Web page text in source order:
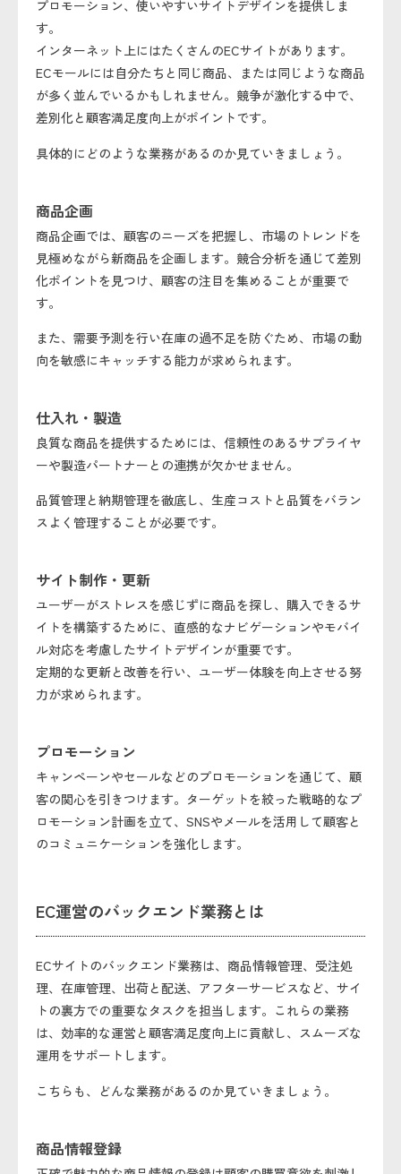
プロモーション、使いやすいサイトデザインを提供しま
す。
インターネット上にはたくさんのECサイトがあります。
ECモールには自分たちと同じ商品、または同じような商品
が多く並んでいるかもしれません。競争が激化する中で、
差別化と顧客満足度向上がポイントです。
具体的にどのような業務があるのか見ていきましょう。
商品企画
商品企画では、顧客のニーズを把握し、市場のトレンドを
見極めながら新商品を企画します。競合分析を通じて差別
化ポイントを見つけ、顧客の注目を集めることが重要で
す。
また、需要予測を行い在庫の過不足を防ぐため、市場の動
向を敏感にキャッチする能力が求められます。
仕入れ・製造
良質な商品を提供するためには、信頼性のあるサプライヤ
ーや製造パートナーとの連携が欠かせません。
品質管理と納期管理を徹底し、生産コストと品質をバラン
スよく管理することが必要です。
サイト制作・更新
ユーザーがストレスを感じずに商品を探し、購入できるサ
イトを構築するために、直感的なナビゲーションやモバイ
ル対応を考慮したサイトデザインが重要です。
定期的な更新と改善を行い、ユーザー体験を向上させる努
力が求められます。
プロモーション
キャンペーンやセールなどのプロモーションを通じて、顧
客の関心を引きつけます。ターゲットを絞った戦略的なプ
ロモーション計画を立て、SNSやメールを活用して顧客と
のコミュニケーションを強化します。
EC運営のバックエンド業務とは
ECサイトのバックエンド業務は、商品情報管理、受注処
理、在庫管理、出荷と配送、アフターサービスなど、サイ
トの裏方での重要なタスクを担当します。これらの業務
は、効率的な運営と顧客満足度向上に貢献し、スムーズな
運用をサポートします。
こちらも、どんな業務があるのか見ていきましょう。
商品情報登録